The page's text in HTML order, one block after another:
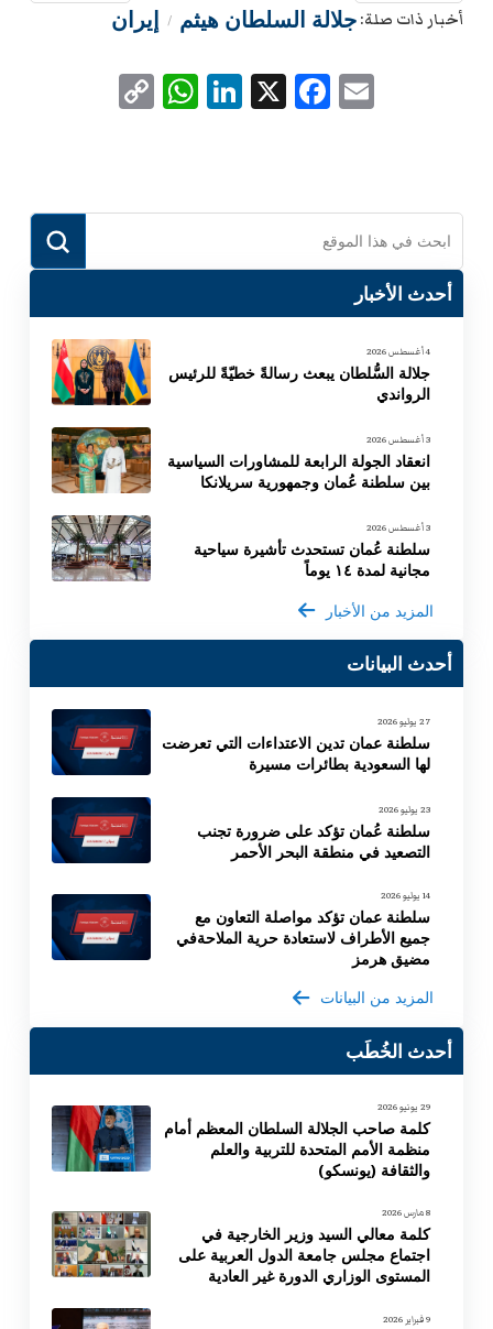
أخبار ذات صلة:جلالة السلطان هيثم / إيران
Email
Facebook
X
LinkedIn
WhatsApp
Copy
Search
أحدث الأخبار
4 أغسطس 2026
جلالة السُّلطان يبعث رسالةً خطيّةً للرئيس
الرواندي
3 أغسطس 2026
انعقاد الجولة الرابعة للمشاورات السياسية
بين سلطنة عُمان وجمهورية سريلانكا
3 أغسطس 2026
سلطنة عُمان تستحدث تأشيرة سياحية
مجانية لمدة ١٤ يوماً
المزيد من الأخبار
أحدث البيانات
27 يوليو 2026
سلطنة عمان تدين الاعتداءات التي تعرضت
لها السعودية بطائرات مسيرة
23 يوليو 2026
سلطنة عُمان تؤكد على ضرورة تجنب
التصعيد في منطقة البحر الأحمر
14 يوليو 2026
سلطنة عمان تؤكد مواصلة التعاون مع
جميع الأطراف لاستعادة حرية الملاحةفي
مضيق هرمز
المزيد من البيانات
أحدث الخُطَب
29 يونيو 2026
كلمة صاحب الجلالة السلطان المعظم أمام
منظمة الأمم المتحدة للتربية والعلم
والثقافة (يونسكو)
8 مارس 2026
كلمة معالي السيد وزير الخارجية في
اجتماع مجلس جامعة الدول العربية على
المستوى الوزاري الدورة غير العادية
9 فبراير 2026